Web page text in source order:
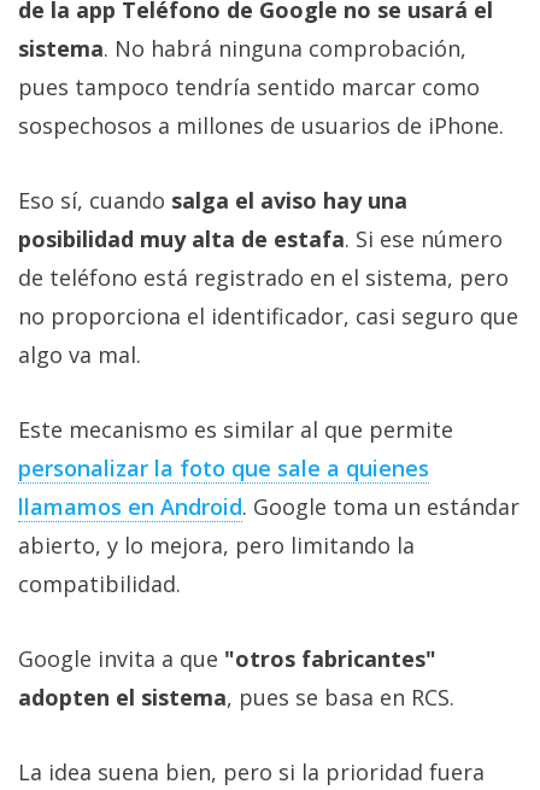
de la app Teléfono de Google no se usará el
sistema. No habrá ninguna comprobación,
pues tampoco tendría sentido marcar como
sospechosos a millones de usuarios de iPhone.
Eso sí, cuando salga el aviso hay una
posibilidad muy alta de estafa. Si ese número
de teléfono está registrado en el sistema, pero
no proporciona el identificador, casi seguro que
algo va mal.
Este mecanismo es similar al que permite
personalizar la foto que sale a quienes
llamamos en Android. Google toma un estándar
abierto, y lo mejora, pero limitando la
compatibilidad.
Google invita a que "otros fabricantes"
adopten el sistema, pues se basa en RCS.
La idea suena bien, pero si la prioridad fuera